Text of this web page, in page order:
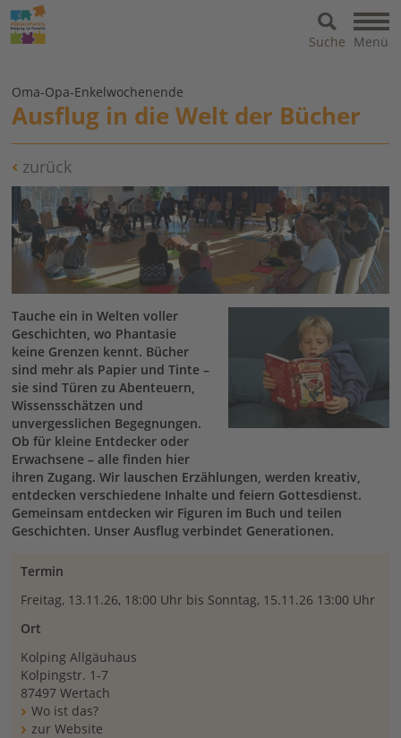
Menü
Suche
Oma-Opa-Enkelwochenende
Ausflug in die Welt der Bücher
zurück
Tauche ein in Welten voller
Geschichten, wo Phantasie
keine Grenzen kennt. Bücher
sind mehr als Papier und Tinte –
sie sind Türen zu Abenteuern,
Wissensschätzen und
unvergesslichen Begegnungen.
Ob für kleine Entdecker oder
Erwachsene – alle finden hier
ihren Zugang. Wir lauschen Erzählungen, werden kreativ,
entdecken verschiedene Inhalte und feiern Gottesdienst.
Gemeinsam entdecken wir Figuren im Buch und teilen
Geschichten. Unser Ausflug verbindet Generationen.
Termin
Freitag, 13.11.26, 18:00 Uhr bis Sonntag, 15.11.26 13:00 Uhr
Ort
Kolping Allgäuhaus
Kolpingstr. 1-7
87497 Wertach
Wo ist das?
zur Website